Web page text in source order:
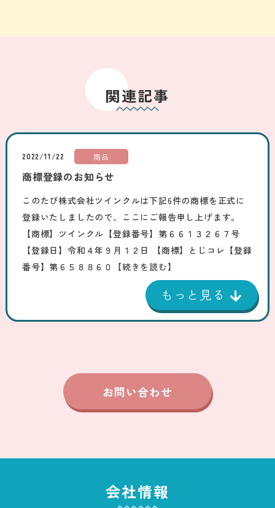
関連記事
2022/11/22 商品
商標登録のお知らせ
このたび株式会社ツインクルは下記6件の商標を正式に
登録いたしましたので、ここにご報告申し上げます。
【商標】ツインクル【登録番号】第６６１３２６７号
【登録日】令和４年９月１２日 【商標】とじコレ【登録
番号】第６５８８６０
【続きを読む】
お問い合わせ
会社情報